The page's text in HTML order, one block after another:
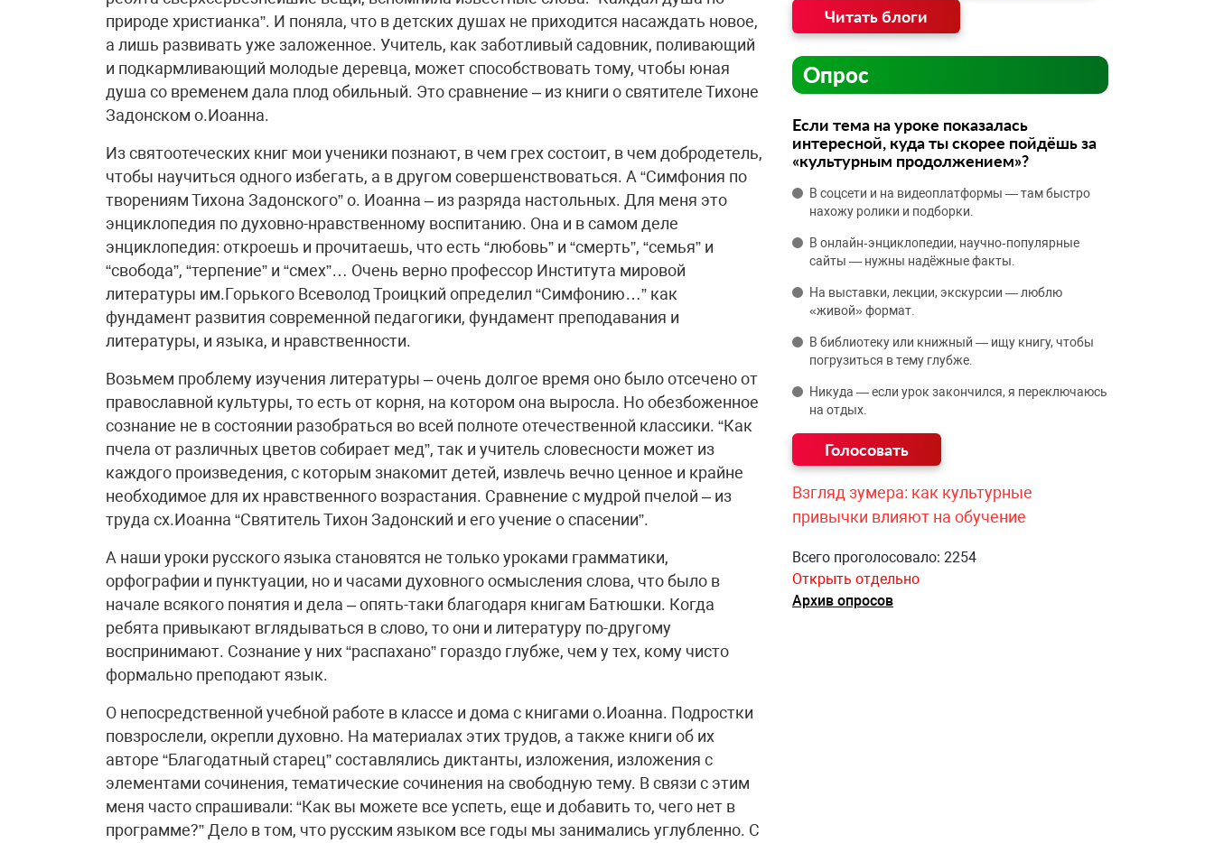
природе христианка”. И поняла, что в детских душах не приходится насаждать новое,
а лишь развивать уже заложенное. Учитель, как заботливый садовник, поливающий
и подкармливающий молодые деревца, может способствовать тому, чтобы юная
душа со временем дала плод обильный. Это сравнение – из книги о святителе Тихоне
Задонском о.Иоанна.
Из святоотеческих книг мои ученики познают, в чем грех состоит, в чем добродетель,
чтобы научиться одного избегать, а в другом совершенствоваться. А “Симфония по
творениям Тихона Задонского” о. Иоанна – из разряда настольных. Для меня это
энциклопедия по духовно-нравственному воспитанию. Она и в самом деле
энциклопедия: откроешь и прочитаешь, что есть “любовь” и “смерть”, “семья” и
“свобода”, “терпение” и “смех”… Очень верно профессор Института мировой
литературы им.Горького Всеволод Троицкий определил “Симфонию…” как
фундамент развития современной педагогики, фундамент преподавания и
литературы, и языка, и нравственности.
Возьмем проблему изучения литературы – очень долгое время оно было отсечено от
православной культуры, то есть от корня, на котором она выросла. Но обезбоженное
сознание не в состоянии разобраться во всей полноте отечественной классики. “Как
пчела от различных цветов собирает мед”, так и учитель словесности может из
каждого произведения, с которым знакомит детей, извлечь вечно ценное и крайне
необходимое для их нравственного возрастания. Сравнение с мудрой пчелой – из
труда сх.Иоанна “Святитель Тихон Задонский и его учение о спасении”.
А наши уроки русского языка становятся не только уроками грамматики,
орфографии и пунктуации, но и часами духовного осмысления слова, что было в
начале всякого понятия и дела – опять-таки благодаря книгам Батюшки. Когда
ребята привыкают вглядываться в слово, то они и литературу по-другому
воспринимают. Сознание у них “распахано” гораздо глубже, чем у тех, кому чисто
формально преподают язык.
О непосредственной учебной работе в классе и дома с книгами о.Иоанна. Подростки
повзрослели, окрепли духовно. На материалах этих трудов, а также книги об их
авторе “Благодатный старец” составлялись диктанты, изложения, изложения с
элементами сочинения, тематические сочинения на свободную тему. В связи с этим
меня часто спрашивали: “Как вы можете все успеть, еще и добавить то, чего нет в
программе?” Дело в том, что русским языком все годы мы занимались углубленно. С
Читать блоги
Опрос
Если тема на уроке показалась
интересной, куда ты скорее пойдёшь за
«культурным продолжением»?
В соцсети и на видеоплатформы — там быстро
нахожу ролики и подборки.
В онлайн‑энциклопедии, научно‑популярные
сайты — нужны надёжные факты.
На выставки, лекции, экскурсии — люблю
«живой» формат.
В библиотеку или книжный — ищу книгу, чтобы
погрузиться в тему глубже.
Никуда — если урок закончился, я переключаюсь
на отдых.
Взгляд зумера: как культурные
привычки влияют на обучение
Всего проголосовало: 2254
Открыть отдельно
Архив опросов